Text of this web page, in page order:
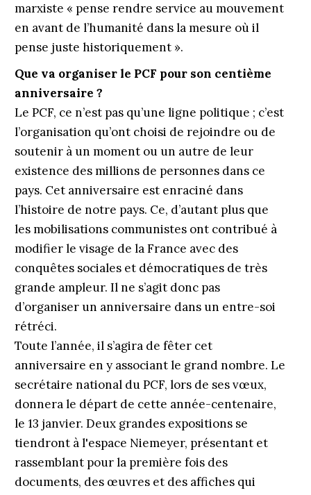
marxiste « pense rendre service au mouvement
en avant de l’humanité dans la mesure où il
pense juste historiquement ».
Que va organiser le PCF pour son centième
anniversaire ?
Le PCF, ce n’est pas qu’une ligne politique ; c’est
l’organisation qu’ont choisi de rejoindre ou de
soutenir à un moment ou un autre de leur
existence des millions de personnes dans ce
pays. Cet anniversaire est enraciné dans
l’histoire de notre pays. Ce, d’autant plus que
les mobilisations communistes ont contribué à
modifier le visage de la France avec des
conquêtes sociales et démocratiques de très
grande ampleur. Il ne s’agit donc pas
d’organiser un anniversaire dans un entre-soi
rétréci.
Toute l’année, il s’agira de fêter cet
anniversaire en y associant le grand nombre. Le
secrétaire national du PCF, lors de ses vœux,
donnera le départ de cette année-centenaire,
le 13 janvier. Deux grandes expositions se
tiendront à l'espace Niemeyer, présentant et
rassemblant pour la première fois des
documents, des œuvres et des affiches qui